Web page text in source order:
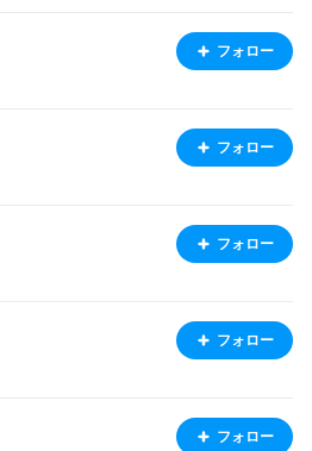
フォロー
フォロー
フォロー
フォロー
フォロー